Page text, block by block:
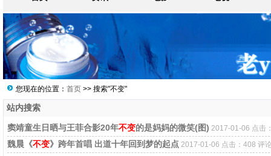
您现在的位置： 首页 >> 搜索"不变"
站内搜索
窦靖童生日晒与王菲合影20年不变的是妈妈的微笑(图) 2017-01-06 点击
魏晨《不变》跨年首唱 出道十年回到梦的起点 2017-01-06 点击：408 评